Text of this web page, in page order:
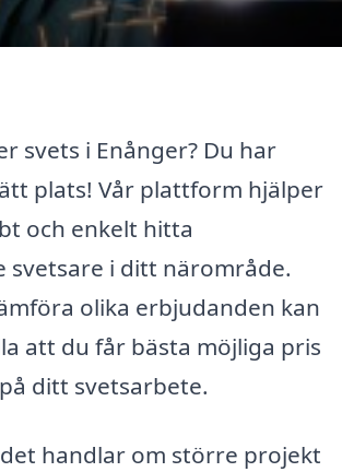
svets i Enånger? Du har
plats! Vår plattform hjälper
och enkelt hitta
svetsare i ditt närområde.
olika erbjudanden kan
att du får bästa möjliga pris
ditt svetsarbete.
handlar om större projekt